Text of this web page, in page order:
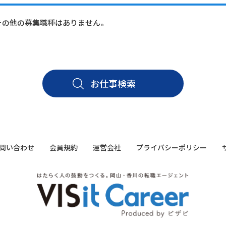
他の募集職種はありません。
お仕事検索
い合わせ 会員規約 運営会社 プライバシーポリシー